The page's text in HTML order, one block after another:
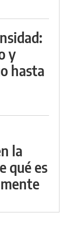
y
hasta
la
qué es